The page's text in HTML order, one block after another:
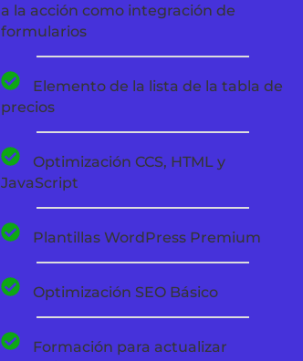
a la acción como integración de
formularios
Elemento de la lista de la tabla de
precios
Optimización CCS, HTML y
JavaScript
Plantillas WordPress Premium
Optimización SEO Básico
Formación para actualizar